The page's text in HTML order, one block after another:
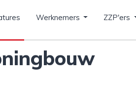
Werknemers ZZP'ers